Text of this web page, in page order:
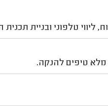
טלפוני ובניית תכנית
טיפים להנקה.